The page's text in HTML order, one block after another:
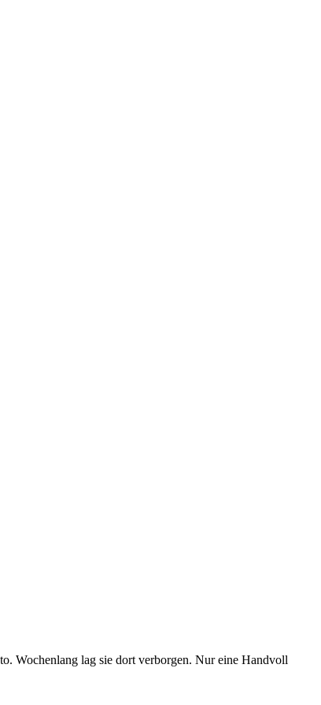
Wochenlang lag sie dort verborgen. Nur eine Handvoll